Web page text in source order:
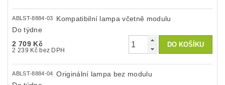
ABLST-8884-03
Kompatibilní lampa včetně modulu
Do týdne
2 709 Kč
2 239 Kč bez DPH
ABLST-8884-04
Originální lampa bez modulu